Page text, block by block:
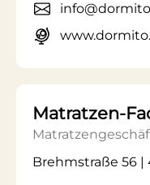
Matratzen-
Brehmstraße 56 |